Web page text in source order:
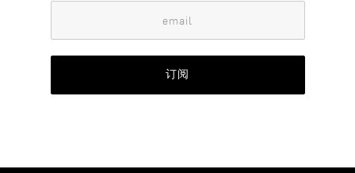
订阅